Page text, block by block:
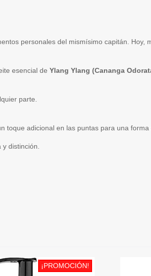
personales del mismísimo capitán. Hoy,
esencial de Ylang Ylang (Cananga
parte.
toque adicional en las puntas para una forma
distinción.
¡PROMOCIÓN!